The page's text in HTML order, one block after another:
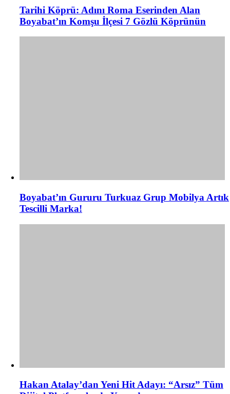
Tarihi Köprü: Adını Roma Eserinden Alan
Boyabat’ın Komşu İlçesi 7 Gözlü Köprünün
Boyabat’ın Gururu Turkuaz Grup Mobilya Artık
Tescilli Marka!
Hakan Atalay’dan Yeni Hit Adayı: “Arsız” Tüm